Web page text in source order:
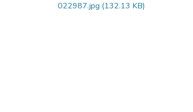
022987.jpg (132.13 KB)